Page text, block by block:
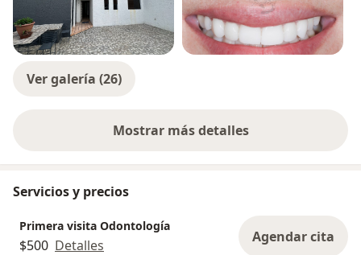
Ver galería (26)
Mostrar más detalles
sobre la experiencia
Servicios y precios
Primera visita Odontología
$500 Detalles Agendar cita